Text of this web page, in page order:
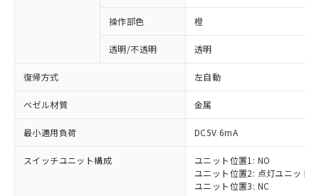
操作部色 橙
透明/不透明 透明
復帰方式 左自動
ベゼル材質 金属
最小適用負荷 DC5V 6mA
スイッチユニット構成
ユニット位置1: NO
ユニット位置2: 点灯ユニット
ユニット位置3: NC